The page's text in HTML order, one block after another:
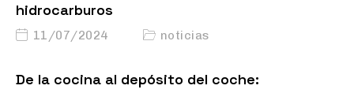
hidrocarburos
11/07/2024 noticias
De la cocina al depósito del coche: